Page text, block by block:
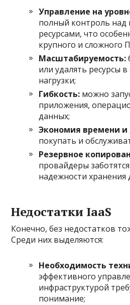
Управление на
полный контроль
ресурсами, что
крупного и сложного
Масштабируемость:
или удалять ресурсы
нагрузки;
Гибкость: можно
приложения,
данных;
Экономия времени и
покупать и
Резервное
провайдеры
надежности хранения
Недостатки IaaS
Конечно, без недостатков
Среди них выделяются:
Необходимость
эффективного
инфраструктурой
понимание;